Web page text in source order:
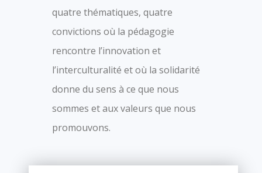
quatre thématiques, quatre
convictions où la pédagogie
rencontre l’innovation et
l’interculturalité et où la solidarité
donne du sens à ce que nous
sommes et aux valeurs que nous
promouvons.